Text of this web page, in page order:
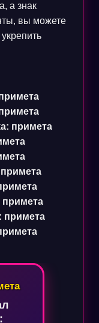
а знак
вы можете
примета
примета
примета